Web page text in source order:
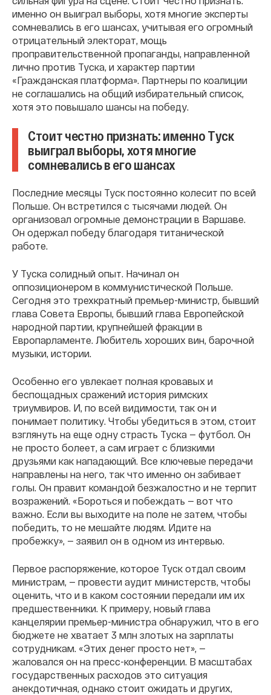
именно он выиграл выборы, хотя многие эксперты
сомневались в его шансах, учитывая его огромный
отрицательный электорат, мощь
проправительственной пропаганды, направленной
лично против Туска, и характер партии
«Гражданская платформа». Партнеры по коалиции
не соглашались на общий избирательный список,
хотя это повышало шансы на победу.
Стоит честно признать: именно Туск
выиграл выборы, хотя многие
сомневались в его шансах
Последние месяцы Туск постоянно колесит по всей
Польше. Он встретился с тысячами людей. Он
организовал огромные демонстрации в Варшаве.
Он одержал победу благодаря титанической
работе.
У Туска солидный опыт. Начинал он
оппозиционером в коммунистической Польше.
Сегодня это трехкратный премьер-министр, бывший
глава Совета Европы, бывший глава Европейской
народной партии, крупнейшей фракции в
Европарламенте. Любитель хороших вин, барочной
музыки, истории.
Особенно его увлекает полная кровавых и
беспощадных сражений история римских
триумвиров. И, по всей видимости, так он и
понимает политику. Чтобы убедиться в этом, стоит
взглянуть на еще одну страсть Туска — футбол. Он
не просто болеет, а сам играет с близкими
друзьями как нападающий. Все ключевые передачи
направлены на него, так что именно он забивает
голы. Он правит командой безжалостно и не терпит
возражений. «Бороться и побеждать — вот что
важно. Если вы выходите на поле не затем, чтобы
победить, то не мешайте людям. Идите на
пробежку», — заявил он в одном из интервью.
Первое распоряжение, которое Туск отдал своим
министрам, — провести аудит министерств, чтобы
оценить, что и в каком состоянии передали им их
предшественники. К примеру, новый глава
канцелярии премьер-министра обнаружил, что в его
бюджете не хватает 3 млн злотых на зарплаты
сотрудникам. «Этих денег просто нет», —
жаловался он на пресс-конференции. В масштабах
государственных расходов это ситуация
анекдотичная, однако стоит ожидать и других,